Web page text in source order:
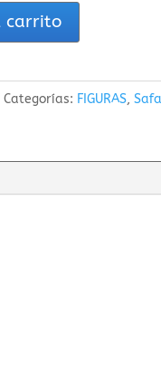
carrito
Categorías: FIGURAS,